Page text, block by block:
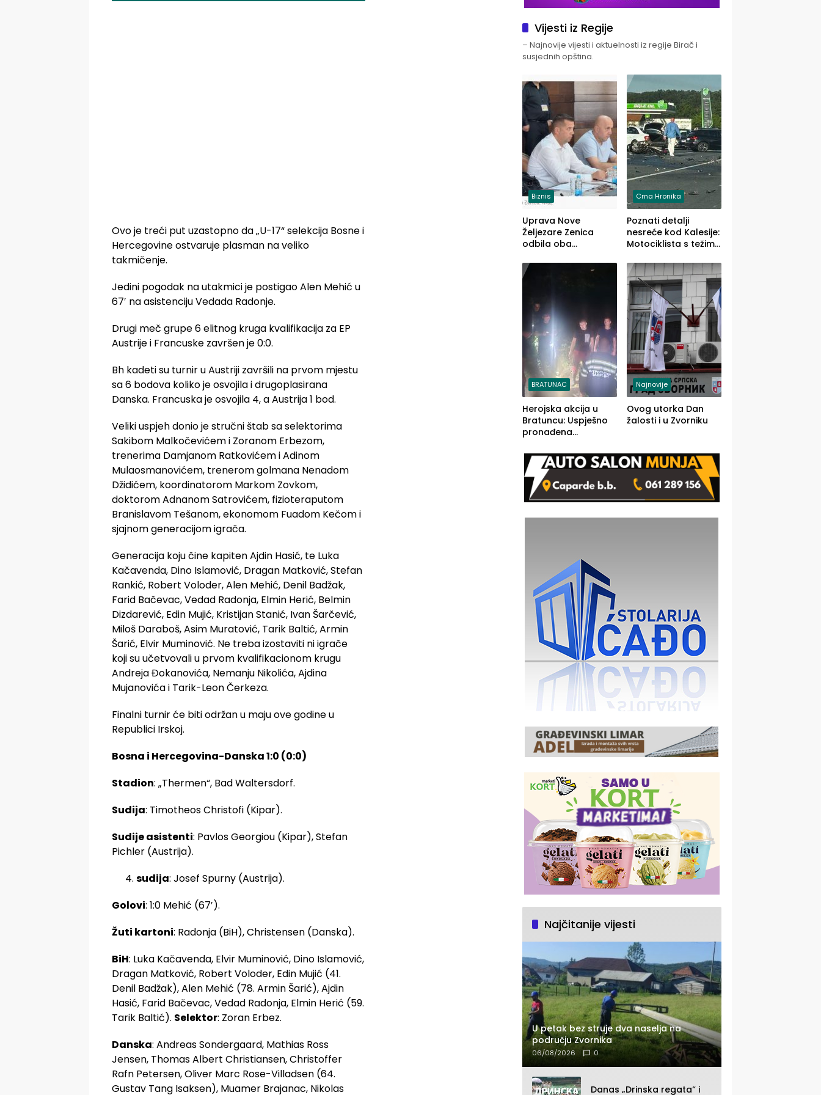
Ovo je treći put uzastopno da „U-17“ selekcija Bosne i
Hercegovine ostvaruje plasman na veliko
takmičenje.
Jedini pogodak na utakmici je postigao Alen Mehić u
67′ na asistenciju Vedada Radonje.
Drugi meč grupe 6 elitnog kruga kvalifikacija za EP
Austrije i Francuske završen je 0:0.
Bh kadeti su turnir u Austriji završili na prvom mjestu
sa 6 bodova koliko je osvojila i drugoplasirana
Danska. Francuska je osvojila 4, a Austrija 1 bod.
Veliki uspjeh donio je stručni štab sa selektorima
Sakibom Malkočevićem i Zoranom Erbezom,
trenerima Damjanom Ratkovićem i Adinom
Mulaosmanovićem, trenerom golmana Nenadom
Džidićem, koordinatorom Markom Zovkom,
doktorom Adnanom Satrovićem, fizioteraputom
Branislavom Tešanom, ekonomom Fuadom Kečom i
sjajnom generacijom igrača.
Generacija koju čine kapiten Ajdin Hasić, te Luka
Kačavenda, Dino Islamović, Dragan Matković, Stefan
Rankić, Robert Voloder, Alen Mehić, Denil Badžak,
Farid Bačevac, Vedad Radonja, Elmin Herić, Belmin
Dizdarević, Edin Mujić, Kristijan Stanić, Ivan Šarčević,
Miloš Daraboš, Asim Muratović, Tarik Baltić, Armin
Šarić, Elvir Muminović. Ne treba izostaviti ni igrače
koji su učetvovali u prvom kvalifikacionom krugu
Andreja Đokanovića, Nemanju Nikolića, Ajdina
Mujanovića i Tarik-Leon Čerkeza.
Finalni turnir će biti održan u maju ove godine u
Republici Irskoj.
Bosna i Hercegovina-Danska 1:0 (0:0)
Stadion: „Thermen“, Bad Waltersdorf.
Sudija: Timotheos Christofi (Kipar).
Sudije asistenti: Pavlos Georgiou (Kipar), Stefan
Pichler (Austrija).
sudija: Josef Spurny (Austrija).
Golovi: 1:0 Mehić (67′).
Žuti kartoni: Radonja (BiH), Christensen (Danska).
BiH: Luka Kačavenda, Elvir Muminović, Dino Islamović,
Dragan Matković, Robert Voloder, Edin Mujić (41.
Denil Badžak), Alen Mehić (78. Armin Šarić), Ajdin
Hasić, Farid Bačevac, Vedad Radonja, Elmin Herić (59.
Tarik Baltić). Selektor: Zoran Erbez.
Danska: Andreas Sondergaard, Mathias Ross
Jensen, Thomas Albert Christiansen, Christoffer
Rafn Petersen, Oliver Marc Rose-Villadsen (64.
Gustav Tang Isaksen), Muamer Brajanac, Nikolas
Vijesti iz Regije
– Najnovije vijesti i aktuelnosti iz regije Birač i
susjednih opština.
Biznis
Uprava Nove
Željezare Zenica
odbila oba
FBiH: Ustrajni da je
stečaj jedino rješenje
Crna Hronika
Poznati detalji
nesreće kod Kalesije:
Motociklista s težim,
lakšim povredama
BRATUNAC
Herojska akcija u
Bratuncu: Uspješno
pronađena
a Ivanka Lazić,
rodom iz Kravice.
Najnovije
Ovog utorka Dan
žalosti i u Zvorniku
Najčitanije vijesti
U petak bez struje dva naselja na
području Zvornika
06/08/2026 0
Danas „Drinska regata“ i